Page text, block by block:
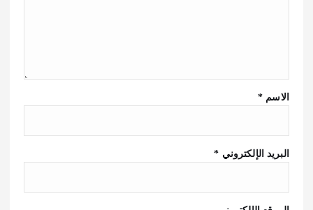
الاسم *
البريد الإلكتروني *